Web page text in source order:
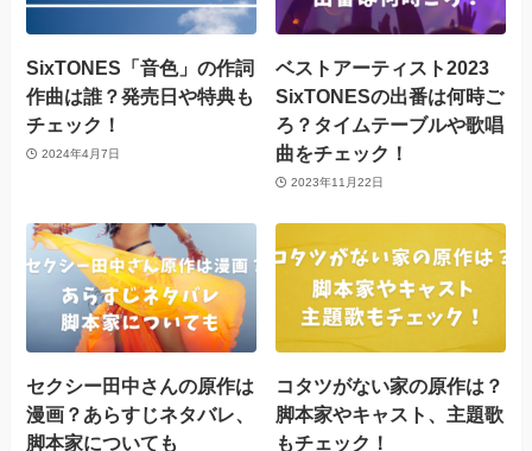
SixTONES「音色」の作詞
作曲は誰？発売日や特典も
チェック！
2024年4月7日
ベストアーティスト2023
SixTONESの出番は何時ご
ろ？タイムテーブルや歌唱
曲をチェック！
2023年11月22日
セクシー田中さんの原作は
漫画？あらすじネタバレ、
脚本家についても
コタツがない家の原作は？
脚本家やキャスト、主題歌
もチェック！